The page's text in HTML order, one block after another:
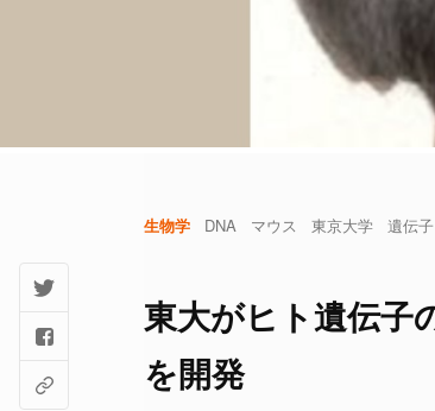
生物学 DNA マウス 東京大学 遺伝子
東大がヒト遺伝子
を開発